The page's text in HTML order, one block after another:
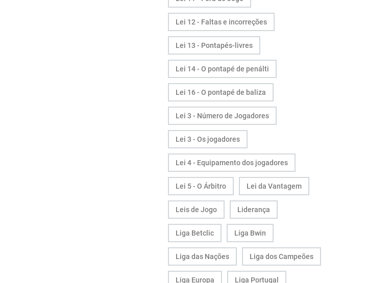
Lei 12 - Faltas e incorreções
Lei 13 - Pontapés-livres
Lei 14 - O pontapé de penálti
Lei 16 - O pontapé de baliza
Lei 3 - Número de Jogadores
Lei 3 - Os jogadores
Lei 4 - Equipamento dos jogadores
Lei 5 - O Árbitro Lei da Vantagem
Leis de Jogo Liderança
Liga Betclic Liga Bwin
Liga das Nações Liga dos Campeões
Liga Europa Liga Portugal